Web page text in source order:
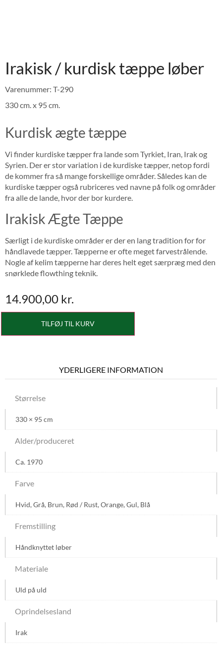
Irakisk / kurdisk tæppe løber
Varenummer: T-290
330 cm. x 95 cm.
Kurdisk ægte tæppe
Vi finder kurdiske tæpper fra lande som Tyrkiet, Iran, Irak og
Syrien. Der er stor variation i de kurdiske tæpper, netop fordi
de kommer fra så mange forskellige områder. Således kan de
kurdiske tæpper også rubriceres ved navne på folk og områder
fra alle de lande, hvor der bor kurdere.
Irakisk Ægte Tæppe
Særligt i de kurdiske områder er der en lang tradition for for
håndlavede tæpper. Tæpperne er ofte meget farvestrålende.
Nogle af kelim tæpperne har deres helt eget særpræg med den
snørklede flowthing teknik.
14.900,00 kr.
TILFØJ TIL KURV
YDERLIGERE INFORMATION
Størrelse
330 × 95 cm
Alder/produceret
Ca. 1970
Farve
Hvid,Grå, Brun, Rød / Rust,Orange,Gul, Blå
Fremstilling
Håndknyttet løber
Materiale
Uld på uld
Oprindelsesland
Irak